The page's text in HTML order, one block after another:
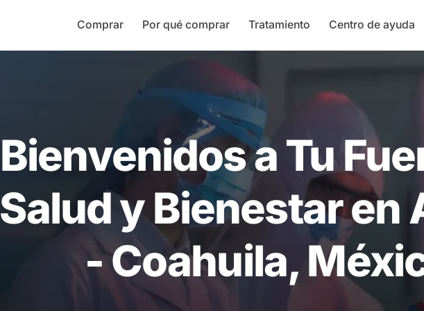
Comprar Por qué comprar Tratamiento Centro de ayuda
Bienvenidos a Tu
Salud y Bienestar en
- Coahuila,